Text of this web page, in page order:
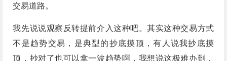
交易道路。
我先说说观察反转提前介入这种吧。其实这种交易方式
不是趋势交易，是典型的抄底摸顶，有人说我抄底摸
顶，抄对了也可以拿一波趋势啊，我想说这极难办到，